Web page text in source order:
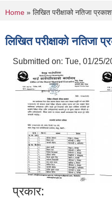
You are here
Home » लिखित परीक्षाको नतिजा
लिखित परीक्षाको नतिजा
Submitted on: Tue, 01/25/
प्रकार: